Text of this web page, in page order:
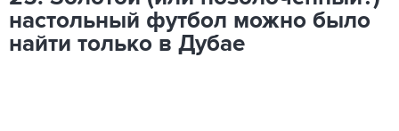
настольный футбол можно было
найти только в Дубае